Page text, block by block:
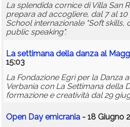
La splendida cornice di Villa San
prepara ad accogliere, dal 7 al
School internazionale "Soft skills,
public speaking".
La settimana della danza al
15:03
La Fondazione Egri per la Danza
Verbania con La Settimana della
formazione e creatività dal 29
Open Day emicrania - 18 Giugno